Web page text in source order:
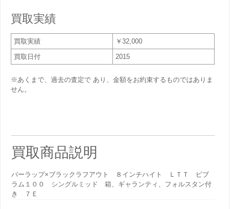
買取実績
買取実績
￥32,000
買取日付
2015
※あくまで、過去の査定で あり、金額をお約束するものではありま
せん。
買取商品説明
バーラップ×ブラックラフアウト ８インチハイト ＬＴＴ ビブ
ラム１００ シングルミッド 箱、ギャランティ、フォルスタン付
き ７Ｅ